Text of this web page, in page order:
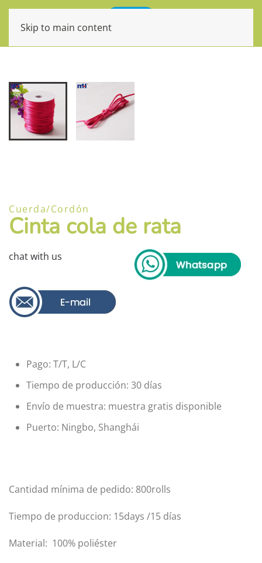
Skip to main content
Cuerda/Cordón
Cinta cola de rata
chat with us
Pago: T/T, L/C
Tiempo de producción: 30 días
Envío de muestra: muestra gratis disponible
Puerto: Ningbo, Shanghái
Cantidad mínima de pedido: 800rolls
Tiempo de produccion: 15days /15 días
Material: 100% poliéster